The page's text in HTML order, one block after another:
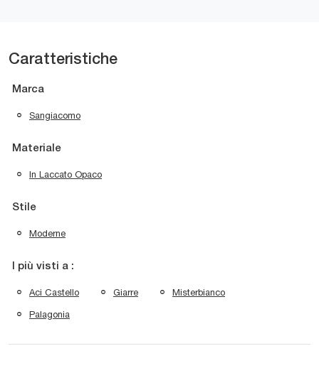
Caratteristiche
Marca
Sangiacomo
Materiale
In Laccato Opaco
Stile
Moderne
I più visti a :
Aci Castello Giarre Misterbianco
Palagonia